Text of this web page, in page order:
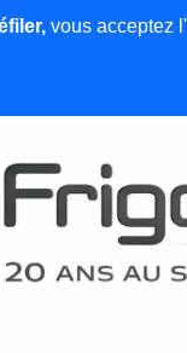
News et articles
vous acceptez